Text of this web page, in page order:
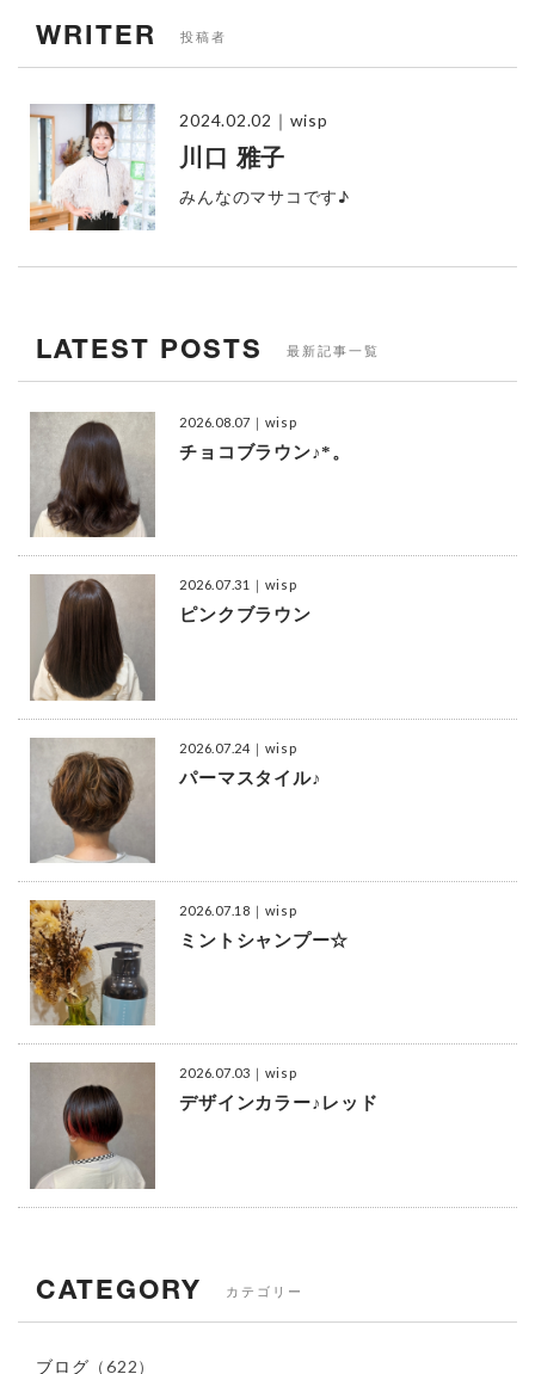
WRITER 投稿者
2024.02.02 ｜wisp
川口 雅子
みんなのマサコです♪
LATEST POSTS 最新記事一覧
2026.08.07 ｜wisp
チョコブラウン♪*。
2026.07.31 ｜wisp
ピンクブラウン
2026.07.24 ｜wisp
パーマスタイル♪
2026.07.18 ｜wisp
ミントシャンプー☆
2026.07.03 ｜wisp
デザインカラー♪レッド
CATEGORY カテゴリー
ブログ （622）